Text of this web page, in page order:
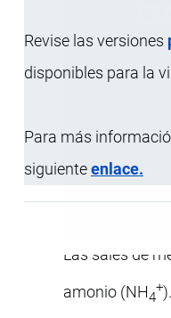
Revise las versiones
disponibles para la
Para más
siguienteenlace.
Las sales de
amonio (NH4
+